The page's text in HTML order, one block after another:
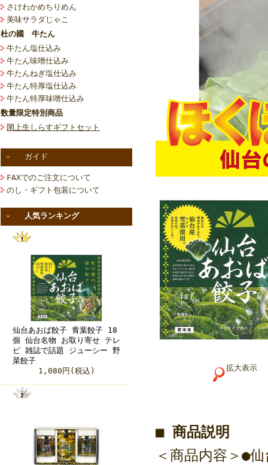
さけわかめちりめん
美味サラダじゃこ
杜の國 牛たん
牛たん塩仕込み
牛たん味噌仕込み
牛たんねぎ塩仕込み
牛たん特厚塩仕込み
牛たん特厚味噌仕込み
数量限定特別商品
閖上生しらすギフトセット
ガイド
FAXでのご注文について
のし・ギフト包装について
人気ランキング
仙台あおば餃子 青葉餃子 18
個 仙台名物 お取り寄せ テレ
ビ 雑誌で話題 ジューシー 野
菜餃子
1,080円(税込)
拡大表示
■ 商品説明
＜商品内容＞●